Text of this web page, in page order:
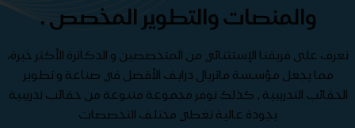
والمنصات والتطوير المخصص .
تعرف على فريقنا الإستثنائي من المتخصصين و الدكاترة الأكثر خبرة،
مما يجعل مؤسسة ماتريال درايف الأفضل في صناعة و تطوير
الحقائب التدريبية , كذلك نوفر مجموعة متنوعة من حقائب تدريبية
بجودة عالية تغطي مختلف التخصصات